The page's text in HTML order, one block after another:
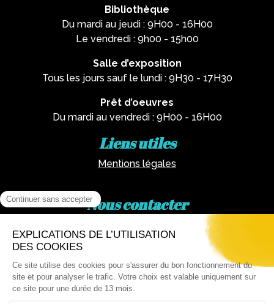
Bibliothèque
Du mardi au jeudi : 9H00 - 16H00
Le vendredi : 9h00 - 15h00
Salle d’exposition
Tous les jours sauf le lundi : 9H30 - 17H30
Prêt d’oeuvres
Du mardi au vendredi : 9H00 - 16H00
Liens utiles
Mentions légales
Nous contacter
02 62 81 77 60
Via email : artotheque@cg974.fr